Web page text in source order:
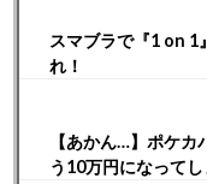
スマブラで『1 on 1
れ！
【あかん…】ポケ
う10万円になってし